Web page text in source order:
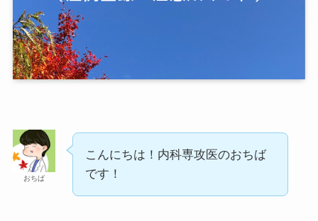
おちば
こんにちは！内科専攻医のおちば
です！